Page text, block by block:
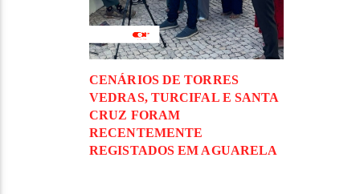
CENÁRIOS DE TORRES
VEDRAS, TURCIFAL E SANTA
CRUZ FORAM
RECENTEMENTE
REGISTADOS EM AGUARELA